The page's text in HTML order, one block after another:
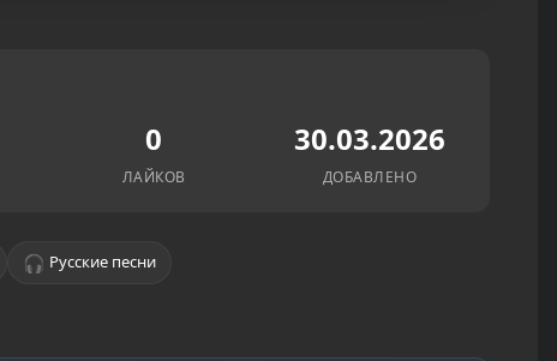
0
ЛАЙКОВ
30.03.2026
ДОБАВЛЕНО
🎧 Русские песни